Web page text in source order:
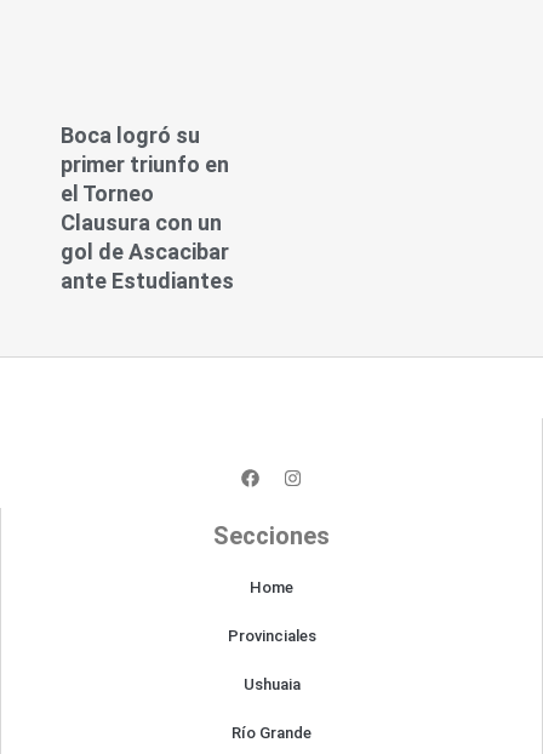
Boca logró su
primer triunfo en
el Torneo
Clausura con un
gol de Ascacibar
ante Estudiantes
F
a
b
k
I
n
a
a
Secciones
Home
Provinciales
Ushuaia
Río Grande